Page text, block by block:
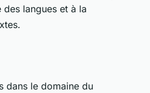
des langues et à la
dans le domaine du